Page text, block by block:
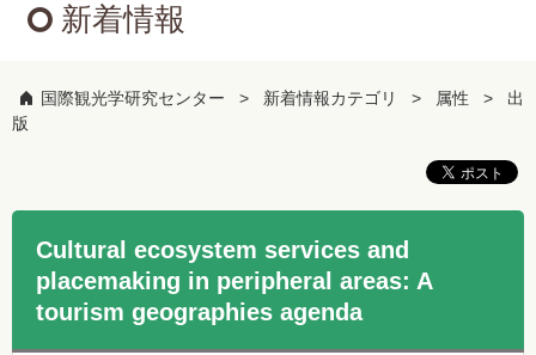
新着情報
国際観光学研究センター 新着情報カテゴリ 属性
出
版
Cultural ecosystem services and
placemaking in peripheral areas: A
tourism geographies agenda